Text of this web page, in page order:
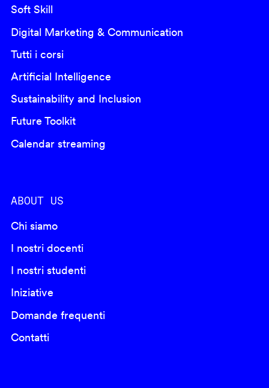
Soft Skill
Digital Marketing & Communication
Tutti i corsi
Artificial Intelligence
Sustainability and Inclusion
Future Toolkit
Calendar streaming
ABOUT US
Chi siamo
I nostri docenti
I nostri studenti
Iniziative
Domande frequenti
Contatti